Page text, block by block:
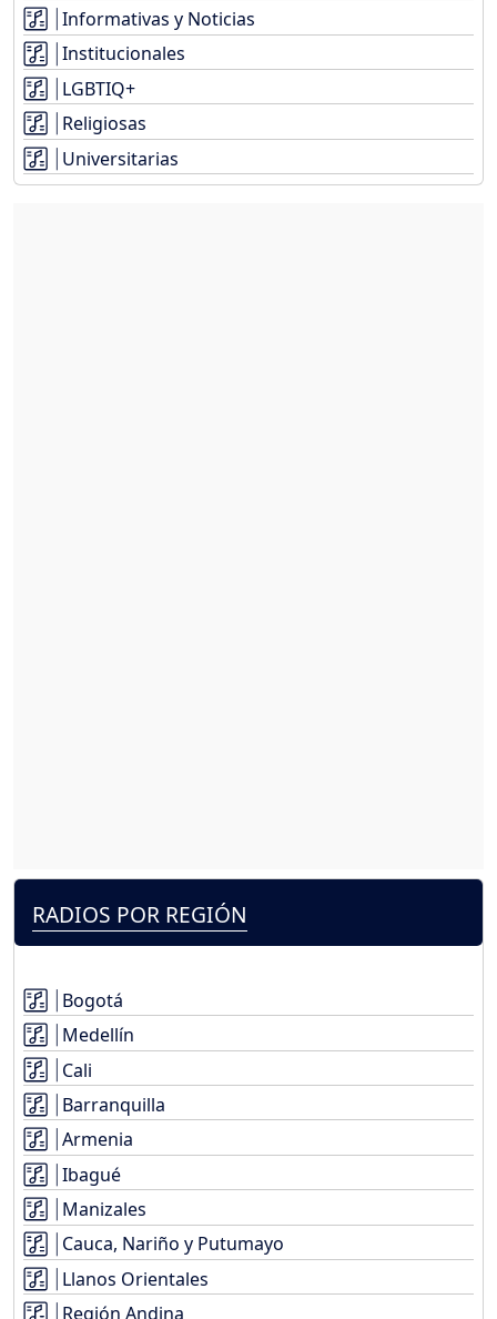
Informativas y Noticias
Institucionales
LGBTIQ+
Religiosas
Universitarias
RADIOS POR REGIÓN
Bogotá
Medellín
Cali
Barranquilla
Armenia
Ibagué
Manizales
Cauca, Nariño y Putumayo
Llanos Orientales
Región Andina